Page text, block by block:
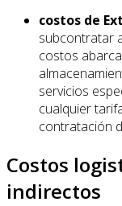
costos de
subcontratar
costos
servicios
cualquier
contratación
Costos
indirectos